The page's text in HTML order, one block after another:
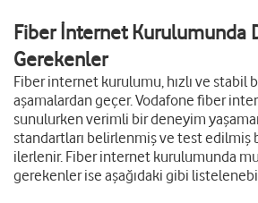
Fiber İnternet Kurulumunda
Gerekenler
Fiber internet kurulumu, hızlı ve stabil
aşamalardan geçer. Vodafone fiber
sunulurken verimli bir deneyim
standartları belirlenmiş ve test edilmiş
ilerlenir. Fiber internet kurulumunda
gerekenler ise aşağıdaki gibi